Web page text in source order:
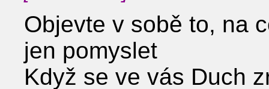
Objevte v sobě to, na
jen pomyslet
Když se ve vás Duch